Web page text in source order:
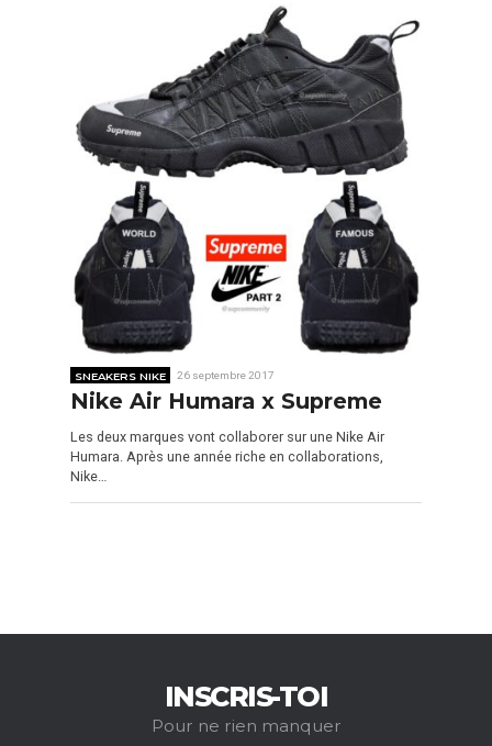
SNEAKERS NIKE 26 septembre 2017
Nike Air Humara x Supreme
Les deux marques vont collaborer sur une Nike Air
Humara. Après une année riche en collaborations,
Nike…
INSCRIS-TOI
Pour ne rien manquer